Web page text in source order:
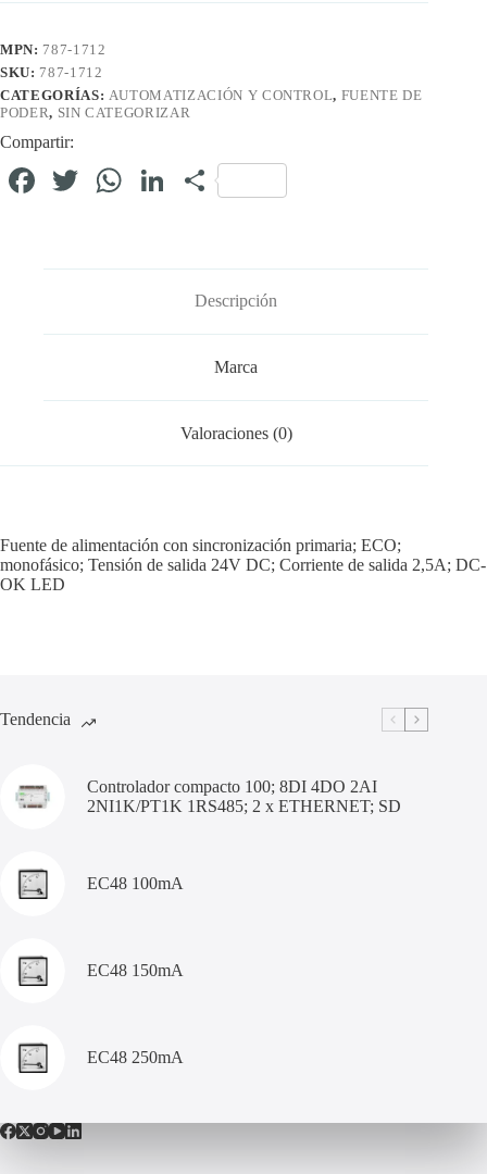
MPN: 787-1712
SKU: 787-1712
CATEGORÍAS: AUTOMATIZACIÓN Y CONTROL, FUENTE DE
PODER, SIN CATEGORIZAR
Compartir:
Fa T
W
Li
In
C
pa
rti
r
Descripción
Marca
Valoraciones (0)
Fuente de alimentación con sincronización primaria; ECO;
monofásico; Tensión de salida 24V DC; Corriente de salida 2,5A; DC-
OK LED
Tendencia
Controlador compacto 100; 8DI 4DO 2AI
2NI1K/PT1K 1RS485; 2 x ETHERNET; SD
EC48 100mA
EC48 150mA
EC48 250mA